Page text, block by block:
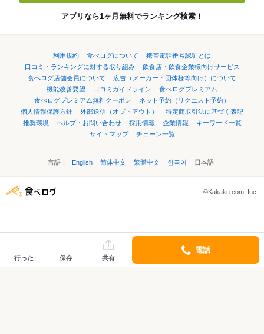
アプリなら1ヶ月無料でランキング検索！
利用規約 食べログについて
携帯電話番号認証とは
口コミ・ランキングに対する取り組み
飲食店・飲食企業様向けサービス
食べログ店舗会員について
広告（メーカー・団体様等向け）について
機能改善要望
口コミガイドライン
食べログプレミアム
食べログプレミアム無料クーポン
ネット予約（リクエスト予約）
個人情報保護方針
外部送信（オプトアウト）
特定商取引法に基づく表記
推奨環境
ヘルプ・お問い合わせ 採用情報 企業情報
キーワード一覧
サイトマップ
チェーン一覧
言語： English 简体中文 繁體中文 한국어 日本語
©Kakaku.com, Inc.
行った 保存 共有
電話